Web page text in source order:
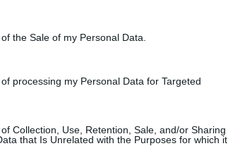
the Sale of my Personal Data.
processing my Personal Data for Targeted
Collection, Use, Retention, Sale, and/or Sharing
that Is Unrelated with the Purposes for which it